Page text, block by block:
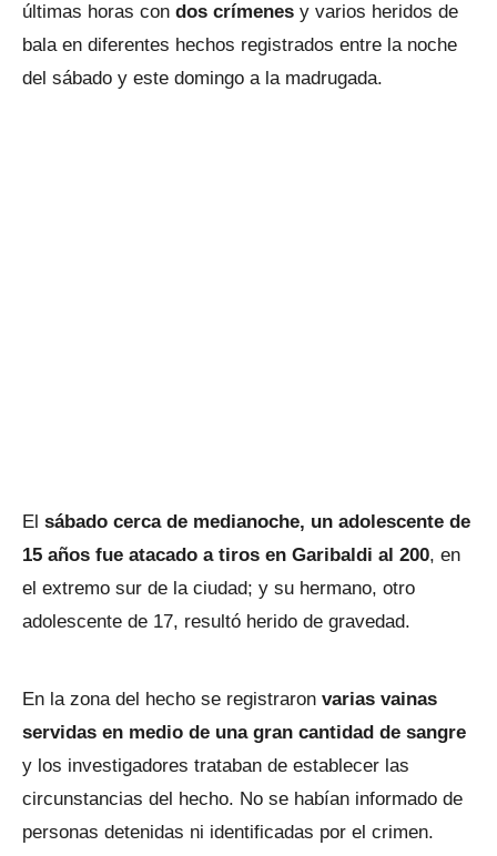
últimas horas con dos crímenes y varios heridos de
bala en diferentes hechos registrados entre la noche
del sábado y este domingo a la madrugada.
El sábado cerca de medianoche, un adolescente de
15 años fue atacado a tiros en Garibaldi al 200, en
el extremo sur de la ciudad; y su hermano, otro
adolescente de 17, resultó herido de gravedad.
En la zona del hecho se registraron varias vainas
servidas en medio de una gran cantidad de sangre
y los investigadores trataban de establecer las
circunstancias del hecho. No se habían informado de
personas detenidas ni identificadas por el crimen.